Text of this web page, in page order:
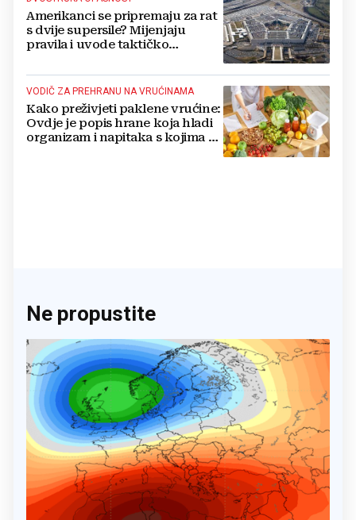
Amerikanci se pripremaju za rat
s dvije supersile? Mijenjaju
pravila i uvode taktičko
VODIČ ZA PREHRANU NA VRUĆINAMA
Kako preživjeti paklene vrućine:
Ovdje je popis hrane koja hladi
organizam i napitaka s kojima si
Ne propustite